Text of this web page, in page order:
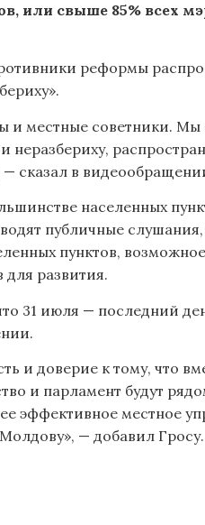
или свыше 85% всех
реформы
и местные советники.
неразбериху,
сказал в
населенных
публичные
пунктов,
для развития.
31 июля — последний
и доверие к тому, что
и парламент будут
эффективное местное
— добавил Гросу.